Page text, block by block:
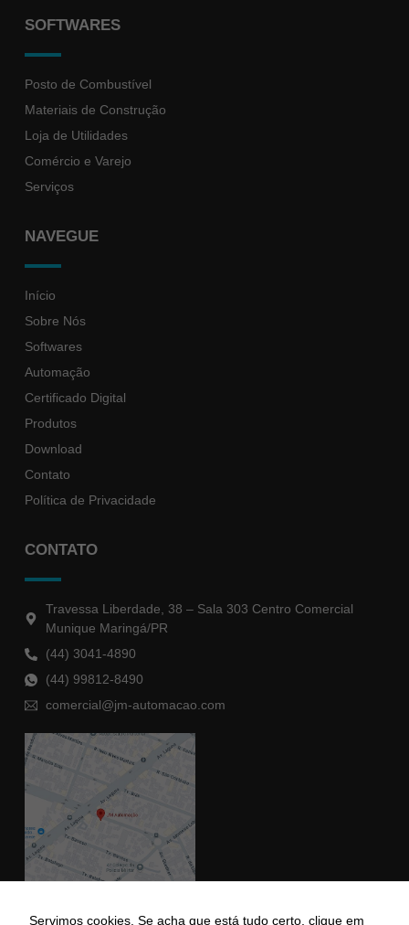
SOFTWARES
Posto de Combustível
Materiais de Construção
Loja de Utilidades
Comércio e Varejo
Serviços
NAVEGUE
Início
Sobre Nós
Softwares
Automação
Certificado Digital
Produtos
Download
Contato
Política de Privacidade
CONTATO
Travessa Liberdade, 38 – Sala 303 Centro Comercial
Munique Maringá/PR
(44) 3041-4890
(44) 99812-8490
comercial@jm-automacao.com
Servimos cookies. Se acha que está tudo certo, clique em